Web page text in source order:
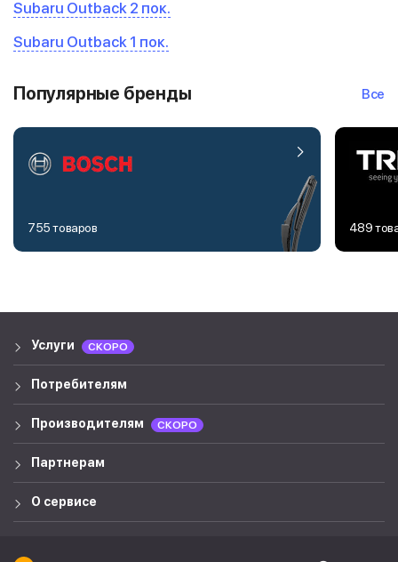
Subaru Outback 2 пок.
Subaru Outback 1 пок.
Популярные бренды Все
755 товаров 489
Услуги СКОРО
Потребителям
Производителям СКОРО
Партнерам
О сервисе